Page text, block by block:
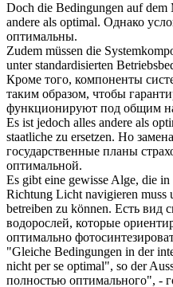
Doch die Bedingungen auf
andere als optimal. Однако
оптимальны.
Zudem müssen die
unter standardisierten
Кроме того, компоненты
таким образом, чтобы
функционируют под общим
Es ist jedoch alles andere als
staatliche zu ersetzen. Но
государственные планы
оптимальной.
Es gibt eine gewisse Alge, die
Richtung Licht navigieren muss
betreiben zu können. Есть вид
водорослей, которые
оптимально
"Gleiche Bedingungen in der
nicht per se optimal", so der
полностью оптимального", -